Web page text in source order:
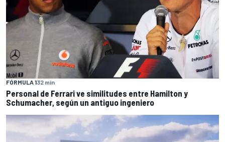
FÓRMULA 132 min
Personal de Ferrari ve similitudes entre Hamilton y
Schumacher, según un antiguo ingeniero